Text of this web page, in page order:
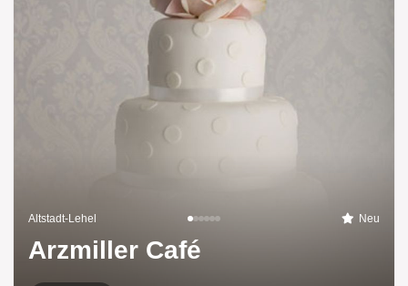
Altstadt-Lehel Neu
Arzmiller Café